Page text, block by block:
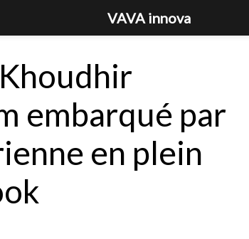
embarqué par
en plein
VAVA innova